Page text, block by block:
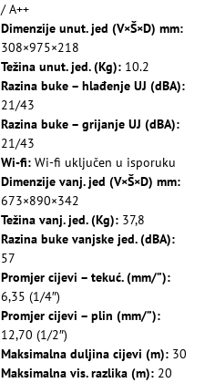
/ A++
Dimenzije unut. jed (V×Š×D) mm:
308×975×218
Težina unut. jed. (Kg): 10.2
Razina buke – hlađenje UJ (dBA):
21/43
Razina buke – grijanje UJ (dBA):
21/43
Wi-fi: Wi-fi uključen u isporuku
Dimenzije vanj. jed (V×Š×D) mm:
673×890×342
Težina vanj. jed. (Kg): 37,8
Razina buke vanjske jed. (dBA):
57
Promjer cijevi – tekuć. (mm/”):
6,35 (1/4″)
Promjer cijevi – plin (mm/”):
12,70 (1/2″)
Maksimalna duljina cijevi (m): 30
Maksimalna vis. razlika (m): 20